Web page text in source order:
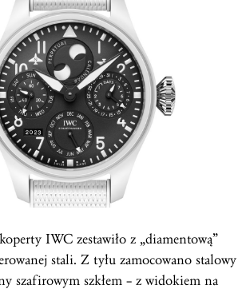
IWC zestawiło z „diamentową”
stali. Z tyłu zamocowano stalowy
szafirowym szkłem – z widokiem na